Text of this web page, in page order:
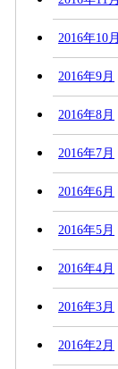
2016年10月
2016年9月
2016年8月
2016年7月
2016年6月
2016年5月
2016年4月
2016年3月
2016年2月